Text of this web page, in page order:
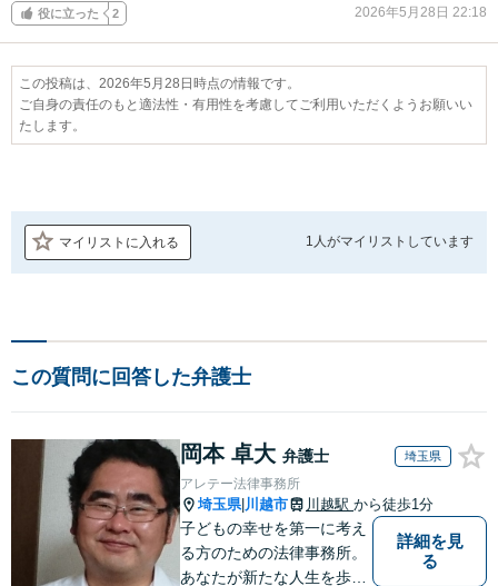
役に立った 2 2026年5月28日 22:18
この投稿は、2026年5月28日時点の情報です。
ご自身の責任のもと適法性・有用性を考慮してご利用いただくようお願いい
たします。
マイリストに入れる 1人がマイリストしています
この質問に回答した弁護士
岡本 卓大 弁護士 埼玉県
アレテー法律事務所
埼玉県| 川越市 川越駅 から徒歩1分
子どもの幸せを第一に考え
る方のための法律事務所。
あなたが新たな人生を歩み
詳細を見
る